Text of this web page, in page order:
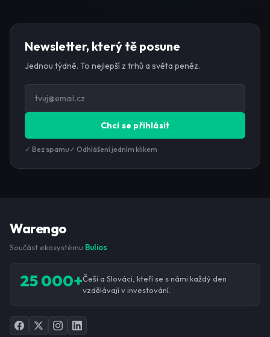
Newsletter, který tě posune
Jednou týdně. To nejlepší z trhů a světa peněz.
Chci se přihlásit
✓ Bez spamu ✓ Odhlášení jedním klikem
Warengo
Součást ekosystému Bulios
25 000+Češi a Slováci, kteří se s námi každý den
vzdělávají v investování.